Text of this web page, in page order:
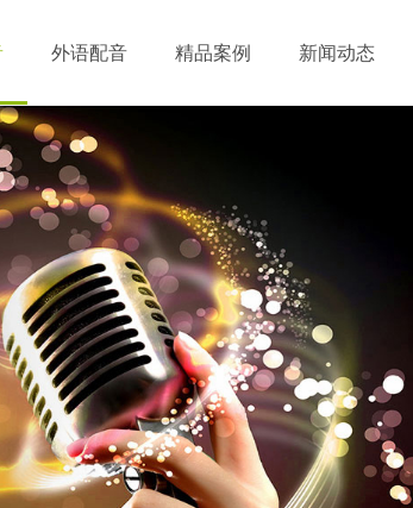
外语配音 精品案例 新闻动态